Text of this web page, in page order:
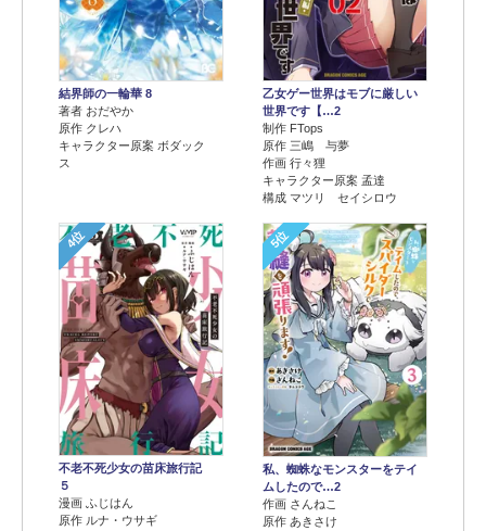
結界師の一輪華 8
著者 おだやか
原作 クレハ
キャラクター原案 ボダック
ス
乙女ゲー世界はモブに厳しい
世界です【…2
制作 FTops
原作 三嶋 与夢
作画 行々狸
キャラクター原案 孟達
構成 マツリ セイシロウ
4位
不老不死少女の苗床旅行記
５
漫画 ふじはん
原作 ルナ・ウサギ
5位
私、蜘蛛なモンスターをテイ
ムしたので…2
作画 さんねこ
原作 あきさけ